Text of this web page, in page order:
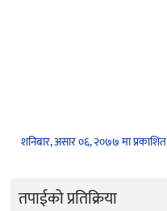
शनिबार, असार ०६, २०७७ मा प्रकाशित
तपाईको प्रतिक्रिया